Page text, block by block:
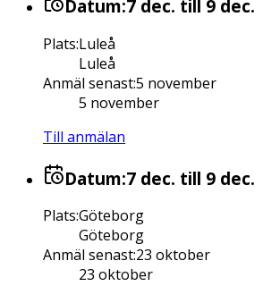
Datum:7 dec. till 9 dec.
Plats:Luleå
Luleå
Anmäl senast:5 november
5 november
Till anmälan
Datum:7 dec. till 9 dec.
Plats:Göteborg
Göteborg
Anmäl senast:23 oktober
23 oktober